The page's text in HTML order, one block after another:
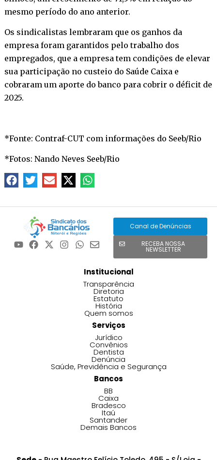
mesmo período do ano anterior.
Os sindicalistas lembraram que os ganhos da
empresa foram garantidos pelo trabalho dos
empregados, que a empresa tem condições de elevar
sua participação no custeio do Saúde Caixa e
cobraram um aporte do banco para cobrir o déficit de
2025.
*Fonte: Contraf-CUT com informações do Seeb/Rio
*Fotos: Nando Neves Seeb/Rio
Canal de Denúncias
RECEBA NOSSA
NEWSLETTER
Institucional
Transparência
Diretoria
Estatuto
História
Quem somos
Serviços
Jurídico
Convênios
Dentista
Denúncia
Saúde, Previdência e Segurança
Bancos
BB
Caixa
Bradesco
Itaú
Santander
Demais Bancos